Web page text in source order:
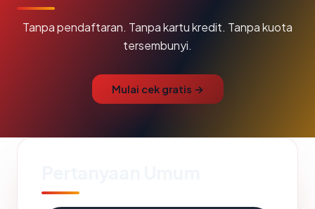
Tanpa pendaftaran. Tanpa kartu kredit. Tanpa kuota
tersembunyi.
Mulai cek gratis →